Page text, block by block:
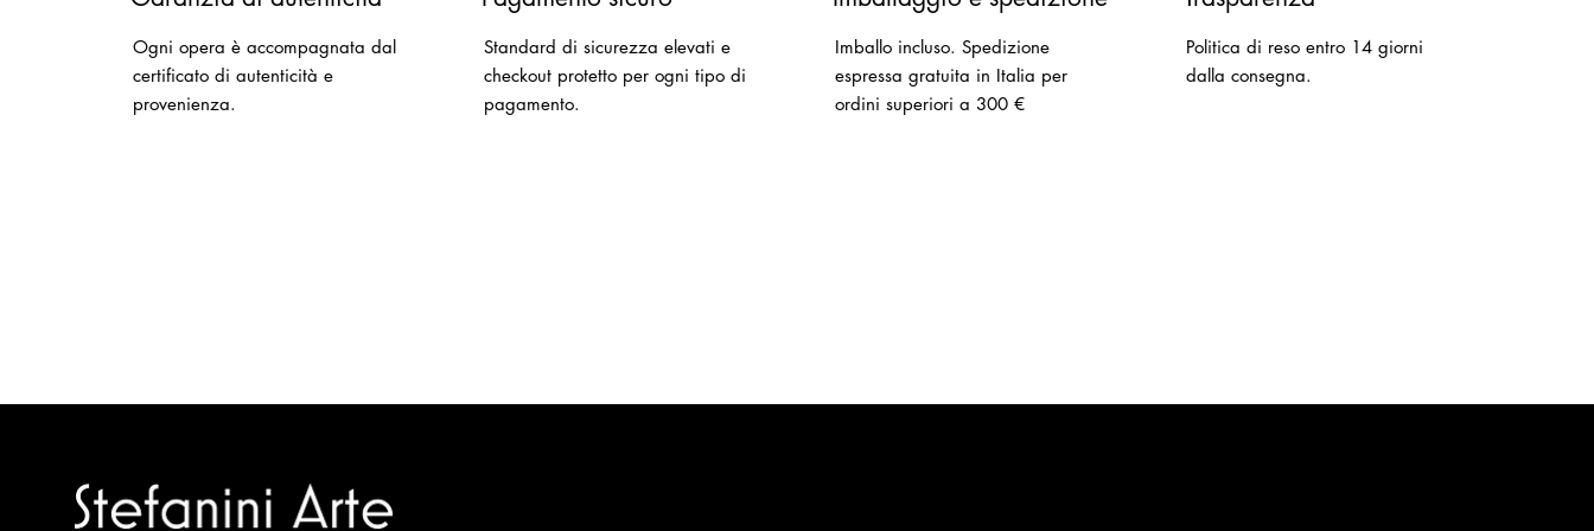
Ogni opera è accompagnata dal
certificato di autenticità e
provenienza.
Standard di sicurezza elevati e
checkout protetto per ogni tipo di
pagamento.
Imballo incluso.Spedizione
espressa gratuita in Italia per
ordini superiori a 300 €
Politica di reso entro 14 giorni
dalla consegna.